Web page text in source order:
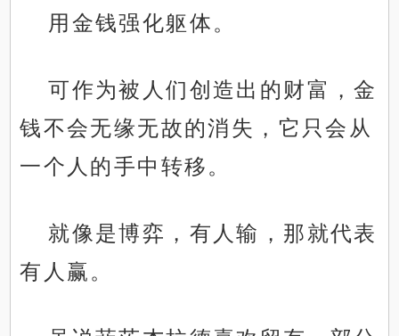
用金钱强化躯体。
可作为被人们创造出的财富，金
钱不会无缘无故的消失，它只会从
一个人的手中转移。
就像是博弈，有人输，那就代表
有人赢。